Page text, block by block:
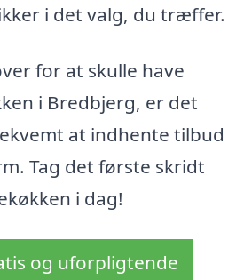
i det valg, du træffer.
for at skulle have
i Bredbjerg, er det
at indhente tilbud
Tag det første skridt
i dag!
og uforpligtende